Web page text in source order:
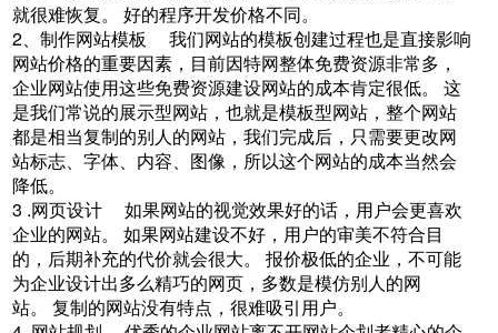
就很难恢复。 好的程序开发价格不同。
2、制作网站模板 我们网站的模板创建过程也是直接影响
网站价格的重要因素，目前因特网整体免费资源非常多，
企业网站使用这些免费资源建设网站的成本肯定很低。 这
是我们常说的展示型网站，也就是模板型网站，整个网站
都是相当复制的别人的网站，我们完成后，只需要更改网
站标志、字体、内容、图像，所以这个网站的成本当然会
降低。
3 .网页设计 如果网站的视觉效果好的话，用户会更喜欢
企业的网站。 如果网站建设不好，用户的审美不符合目
的，后期补充的代价就会很大。 报价极低的企业，不可能
为企业设计出多么精巧的网页，多数是模仿别人的网
站。 复制的网站没有特点，很难吸引用户。